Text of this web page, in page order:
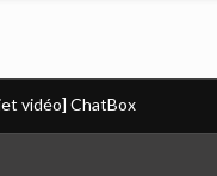
vidéo] ChatBox